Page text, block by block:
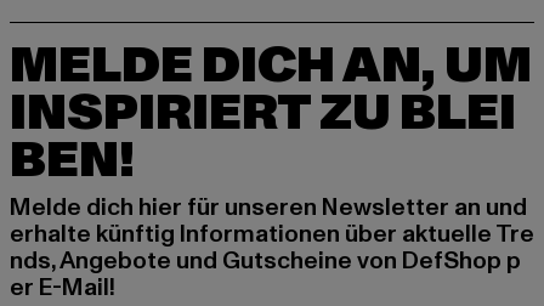
MELDE DICH AN, UM
INSPIRIERT ZU BLEI
BEN!
Melde dich hier für unseren Newsletter an und
erhalte künftig Informationen über aktuelle Tre
nds, Angebote und Gutscheine von DefShop p
er E-Mail!